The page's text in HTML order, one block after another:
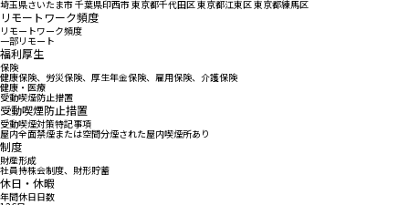
埼玉県さいたま市 千葉県印西市 東京都千代田区 東京都江東区 東京都練馬区
リモートワーク頻度
リモートワーク頻度
一部リモート
福利厚生
保険
健康保険、労災保険、厚生年金保険、雇用保険、介護保険
健康・医療
受動喫煙防止措置
受動喫煙防止措置
受動喫煙対策特記事項
屋内全面禁煙または空間分煙された屋内喫煙所あり
制度
財産形成
社員持株会制度、財形貯蓄
休日・休暇
年間休日日数